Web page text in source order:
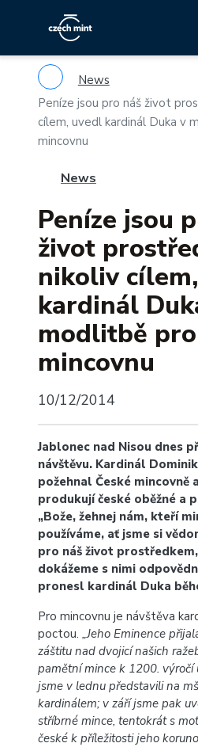
News
Peníze jsou pro náš život
cílem, uvedl kardinál Duka v
mincovnu
News
Peníze jsou
život
nikoliv
kardinál
modlitbě
mincovnu
10/12/2014
Jablonec nad Nisou dnes
návštěvu. Kardinál
požehnal České mincovně
produkují české oběžné a
„Bože, žehnej nám, kteří
používáme, ať jsme si
pro náš život
dokážeme s nimi
pronesl kardinál Duka
Pro mincovnu je návštěva
poctou. „Jeho Eminence
záštitu nad dvojicí našich
pamětní mince k 1200. výročí
jsme v lednu představili na
kardinálem; v září jsme pak
stříbrné mince, tentokrát s
české k příležitosti jeho